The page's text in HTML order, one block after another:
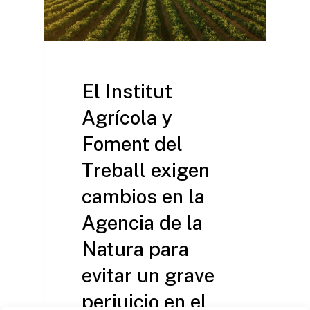
El Institut
Agrícola y
Foment del
Treball exigen
cambios en la
Agencia de la
Natura para
evitar un grave
perjuicio en el
Líneas de trabajo